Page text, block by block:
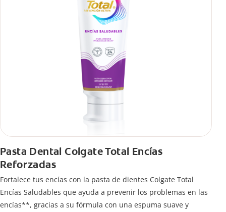
Pasta Dental Colgate Total Encías
Reforzadas
Fortalece tus encías con la pasta de dientes Colgate Total
Encías Saludables que ayuda a prevenir los problemas en las
encías**, gracias a su fórmula con una espuma suave y